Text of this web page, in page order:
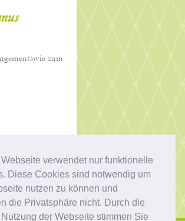
verwendet nur funktionelle
Diese Cookies sind notwendig um
nutzen zu können und
die Privatsphäre nicht. Durch die
der Webseite stimmen Sie
zum
uns eine kurze
Sie gerne!